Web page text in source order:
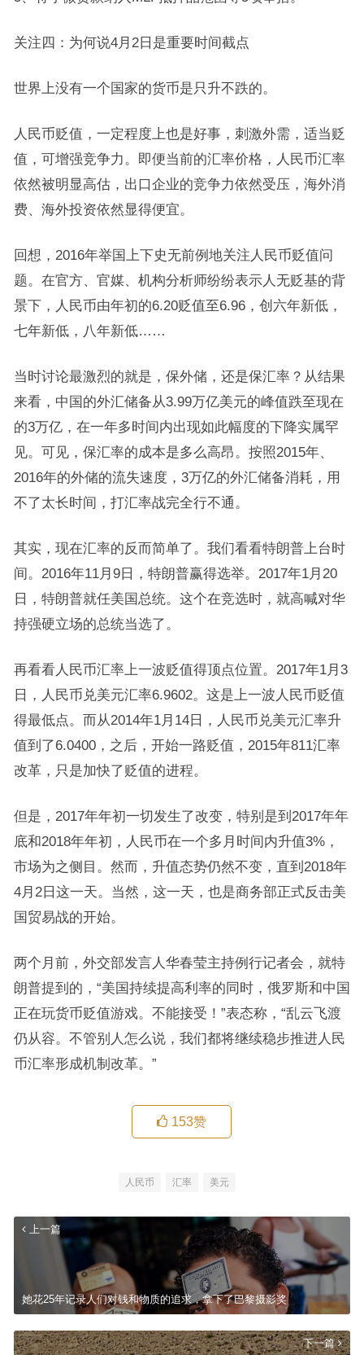
关注四：为何说4月2日是重要时间截点
世界上没有一个国家的货币是只升不跌的。
人民币贬值，一定程度上也是好事，刺激外需，适当贬
值，可增强竞争力。即便当前的汇率价格，人民币汇率
依然被明显高估，出口企业的竞争力依然受压，海外消
费、海外投资依然显得便宜。
回想，2016年举国上下史无前例地关注人民币贬值问
题。在官方、官媒、机构分析师纷纷表示人无贬基的背
景下，人民币由年初的6.20贬值至6.96，创六年新低，
七年新低，八年新低……
当时讨论最激烈的就是，保外储，还是保汇率？从结果
来看，中国的外汇储备从3.99万亿美元的峰值跌至现在
的3万亿，在一年多时间内出现如此幅度的下降实属罕
见。可见，保汇率的成本是多么高昂。按照2015年、
2016年的外储的流失速度，3万亿的外汇储备消耗，用
不了太长时间，打汇率战完全行不通。
其实，现在汇率的反而简单了。我们看看特朗普上台时
间。2016年11月9日，特朗普赢得选举。2017年1月20
日，特朗普就任美国总统。这个在竞选时，就高喊对华
持强硬立场的总统当选了。
再看看人民币汇率上一波贬值得顶点位置。2017年1月3
日，人民币兑美元汇率6.9602。这是上一波人民币贬值
得最低点。而从2014年1月14日，人民币兑美元汇率升
值到了6.0400，之后，开始一路贬值，2015年811汇率
改革，只是加快了贬值的进程。
但是，2017年年初一切发生了改变，特别是到2017年年
底和2018年年初，人民币在一个多月时间内升值3%，
市场为之侧目。然而，升值态势仍然不变，直到2018年
4月2日这一天。当然，这一天，也是商务部正式反击美
国贸易战的开始。
两个月前，外交部发言人华春莹主持例行记者会，就特
朗普提到的，“美国持续提高利率的同时，俄罗斯和中国
正在玩货币贬值游戏。不能接受！”表态称，“乱云飞渡
仍从容。不管别人怎么说，我们都将继续稳步推进人民
币汇率形成机制改革。”
153赞
人民币 汇率 美元
上一篇
她花25年记录人们对钱和物质的追求，拿下了巴黎摄影奖
下一篇